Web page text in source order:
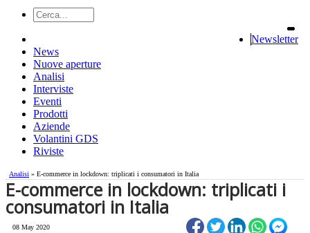
Newsletter
News
Nuove aperture
Analisi
Interviste
Eventi
Prodotti
Aziende
Volantini GDS
Riviste
Analisi » E-commerce in lockdown: triplicati i consumatori in Italia
E-commerce in lockdown: triplicati i
consumatori in Italia
08 May 2020